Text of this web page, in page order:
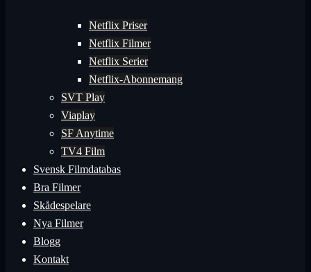
Netflix Priser
Netflix Filmer
Netflix Serier
Netflix-Abonnemang
SVT Play
Viaplay
SF Anytime
TV4 Film
Svensk Filmdatabas
Bra Filmer
Skådespelare
Nya Filmer
Blogg
Kontakt